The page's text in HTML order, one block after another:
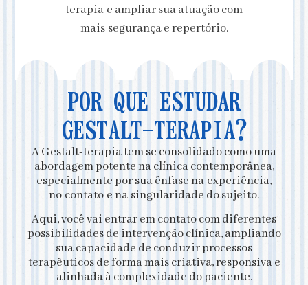
terapia e ampliar sua atuação com
mais segurança e repertório.
POR QUE ESTUDAR
GESTALT-TERAPIA?
A Gestalt-terapia tem se consolidado como uma
abordagem potente na clínica contemporânea,
especialmente por sua ênfase na experiência,
no contato e na singularidade do sujeito.
Aqui, você vai entrar em contato com diferentes
possibilidades de intervenção clínica, ampliando
sua capacidade de conduzir processos
terapêuticos de forma mais criativa, responsiva e
alinhada à complexidade do paciente.